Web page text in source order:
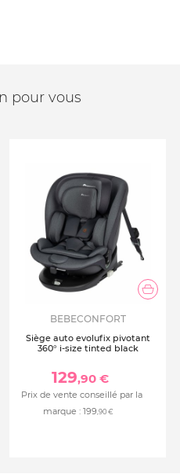
pour vous
BEBECONFORT
Siège auto evolufix pivotant
360° i-size tinted black
129,90 €
Prix de vente conseillé par la
marque : 199,90 €